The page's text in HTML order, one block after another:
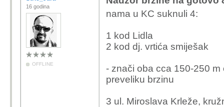
16 godina
OFFLINE
nama u KC suknuli 4:
1 kod Lidla
2 kod dj. vrtića smiješak
- znači oba cca 150-250
preveliku brzinu
3 ul. Miroslava Krleže,